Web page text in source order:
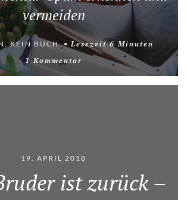
vermeiden
,KEIN BUCH Lesezeit 6 Minuten
1 Kommentar
19. APRIL 2018
ist zurück –